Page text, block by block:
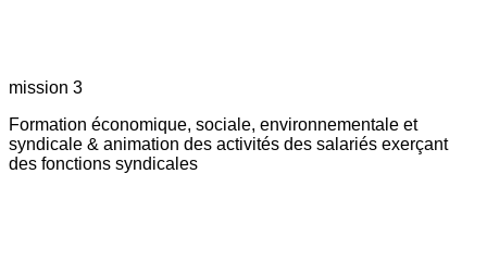
mission 3
Formation économique, sociale, environnementale et
syndicale & animation des activités des salariés exerçant
des fonctions syndicales